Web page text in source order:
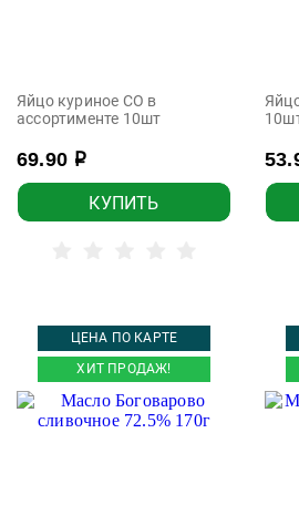
Яйцо куриное СО в
ассортименте 10шт
69.90 р
КУПИТЬ
ЦЕНА ПО КАРТЕ
ХИТ ПРОДАЖ!